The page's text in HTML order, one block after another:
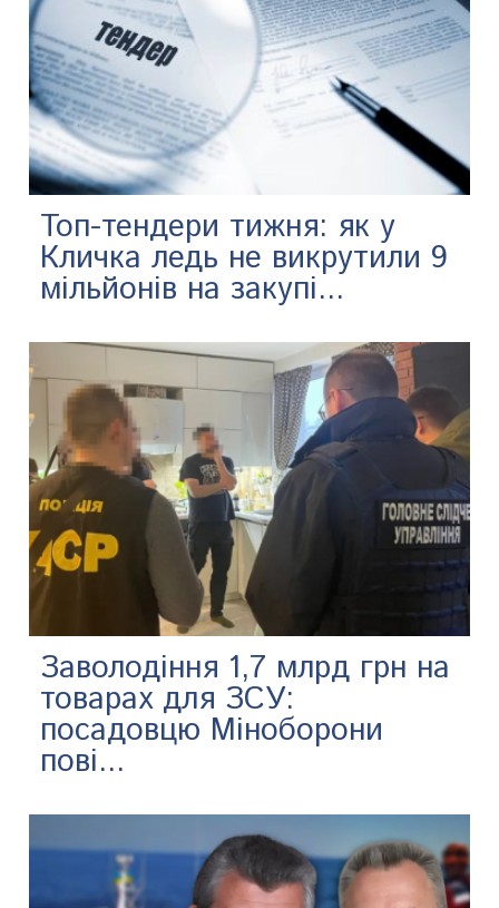
Топ-тендери тижня: як у
Кличка ледь не викрутили 9
мільйонів на закупі...
Заволодіння 1,7 млрд грн на
товарах для ЗСУ:
посадовцю Міноборони
пові...